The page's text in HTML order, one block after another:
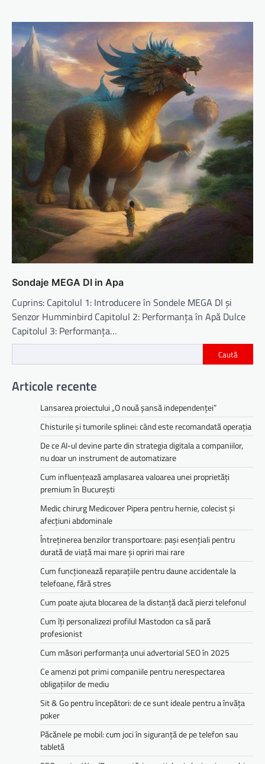
Sondaje MEGA DI in Apa
Cuprins: Capitolul 1: Introducere în Sondele MEGA DI și
Senzor Humminbird Capitolul 2: Performanța în Apă Dulce
Capitolul 3: Performanța…
Caută
Articole recente
Lansarea proiectului „O nouă șansă independenței”
Chisturile și tumorile splinei: când este recomandată operația
De ce AI-ul devine parte din strategia digitala a companiilor,
nu doar un instrument de automatizare
Cum influențează amplasarea valoarea unei proprietăți
premium în București
Medic chirurg Medicover Pipera pentru hernie, colecist și
afecțiuni abdominale
Întreținerea benzilor transportoare: pași esențiali pentru
durată de viață mai mare și opriri mai rare
Cum funcționează reparațiile pentru daune accidentale la
telefoane, fără stres
Cum poate ajuta blocarea de la distanță dacă pierzi telefonul
Cum îți personalizezi profilul Mastodon ca să pară
profesionist
Cum măsori performanța unui advertorial SEO în 2025
Ce amenzi pot primi companiile pentru nerespectarea
obligațiilor de mediu­­
Sit & Go pentru începători: de ce sunt ideale pentru a învăța
poker
Păcănele pe mobil: cum joci în siguranță de pe telefon sau
tabletă